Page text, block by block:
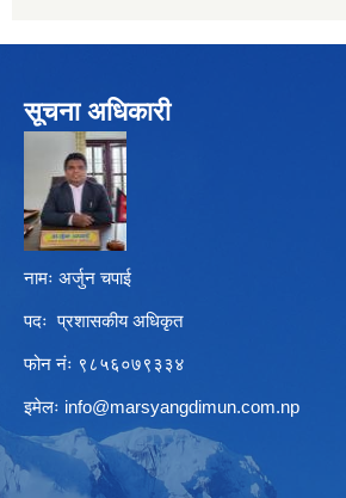
सूचना अधिकारी
नामः अर्जुन चपाई
पदः प्रशासकीय अधिकृत
फोन नंः ९८५६०७९३३४
इमेलः info@marsyangdimun.com.np